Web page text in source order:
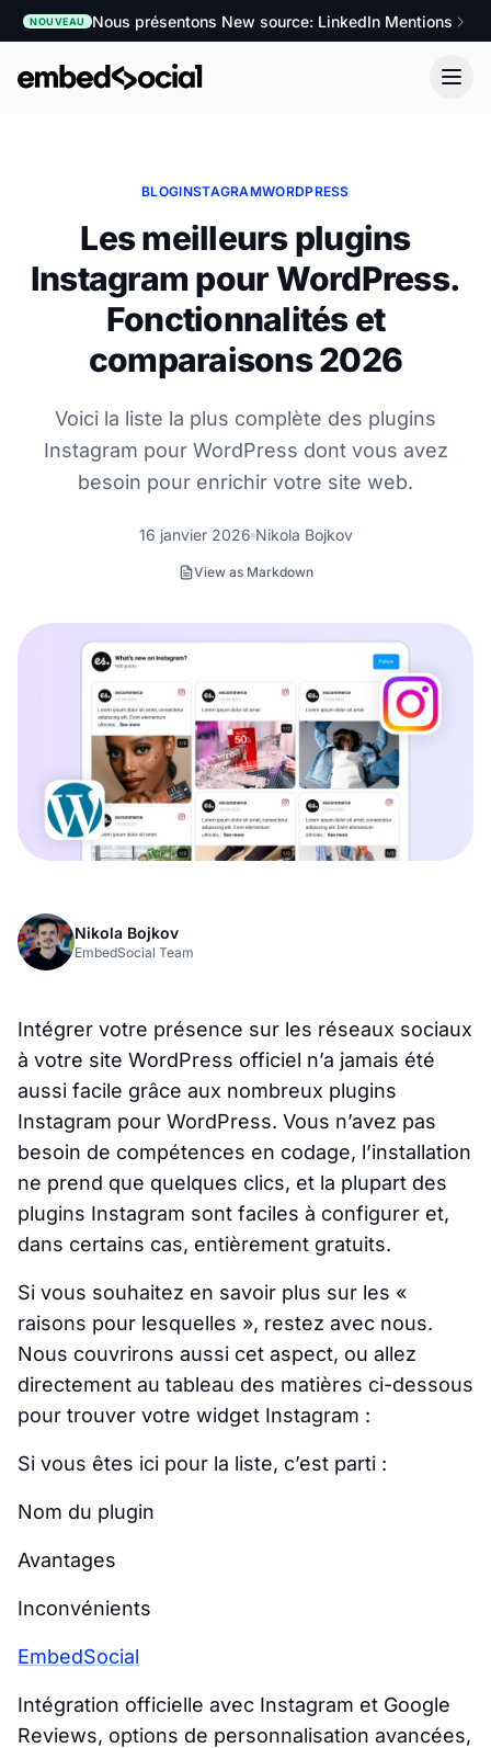
NOUVEAU Nous présentons New source: LinkedIn Mentions
BLOGINSTAGRAMWORDPRESS
Les meilleurs plugins
Instagram pour WordPress.
Fonctionnalités et
comparaisons 2026
Voici la liste la plus complète des plugins
Instagram pour WordPress dont vous avez
besoin pour enrichir votre site web.
16 janvier 2026 Nikola Bojkov
View as Markdown
Nikola Bojkov
EmbedSocial Team
Intégrer votre présence sur les réseaux sociaux
à votre site WordPress officiel n’a jamais été
aussi facile grâce aux nombreux plugins
Instagram pour WordPress. Vous n’avez pas
besoin de compétences en codage, l’installation
ne prend que quelques clics, et la plupart des
plugins Instagram sont faciles à configurer et,
dans certains cas, entièrement gratuits.
Si vous souhaitez en savoir plus sur les «
raisons pour lesquelles », restez avec nous.
Nous couvrirons aussi cet aspect, ou allez
directement au tableau des matières ci-dessous
pour trouver votre widget Instagram :
Si vous êtes ici pour la liste, c’est parti :
Nom du plugin
Avantages
Inconvénients
EmbedSocial
Intégration officielle avec Instagram et Google
Reviews, options de personnalisation avancées,